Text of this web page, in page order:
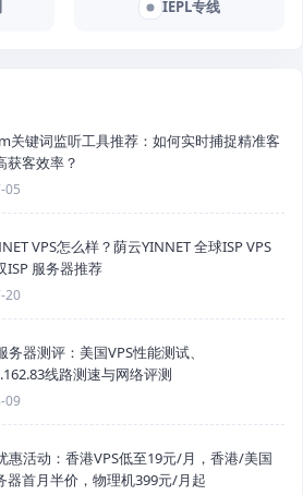
IEPL专线
关键词监听工具推荐：如何实时捕捉精准客
获客效率？
05
VPS怎么样？荫云YINNET 全球ISP VPS
ISP 服务器推荐
20
务器测评：美国VPS性能测试、
线路测速与网络评测
09
惠活动：香港VPS低至19元/月，香港/美国
器首月半价，物理机399元/月起